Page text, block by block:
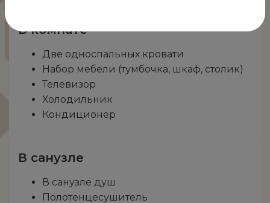
В комнате
Две односпальных кровати
Набор мебели (тумбочка, шкаф, столик)
Телевизор
Холодильник
Кондиционер
В санузле
В санузле душ
Полотенцесушитель